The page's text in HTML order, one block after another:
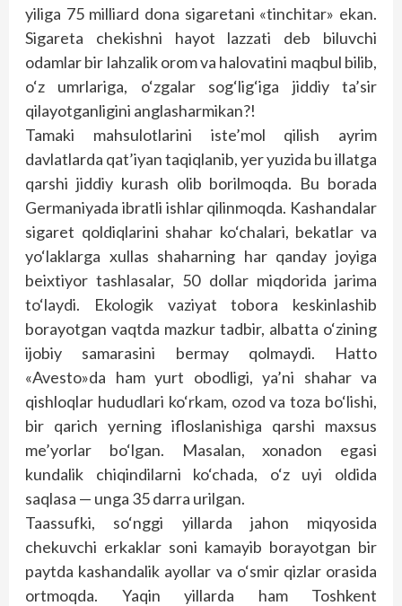
yiliga 75 milliard dona sigaretani «tinchitar» ekan.
Sigareta chekishni hayot lazzati deb biluvchi
odamlar bir lahzalik orom va halovatini maqbul bilib,
o‘z umrlariga, o‘zgalar sog‘lig‘iga jiddiy ta’sir
qilayotganligini anglasharmikan?!
Tamaki mahsulotlarini iste’mol qilish ayrim
davlatlarda qat’iyan taqiqlanib, yer yuzida bu illatga
qarshi jiddiy kurash olib borilmoqda. Bu borada
Germaniyada ibratli ishlar qilinmoqda. Kashandalar
sigaret qoldiqlarini shahar ko‘chalari, bekatlar va
yo‘laklarga xullas shaharning har qanday joyiga
beixtiyor tashlasalar, 50 dollar miqdorida jarima
to‘laydi. Ekologik vaziyat tobora keskinlashib
borayotgan vaqtda mazkur tadbir, albatta o‘zining
ijobiy samarasini bermay qolmaydi. Hatto
«Avesto»da ham yurt obodligi, ya’ni shahar va
qishloqlar hududlari ko‘rkam, ozod va toza bo‘lishi,
bir qarich yerning ifloslanishiga qarshi maxsus
me’yorlar bo‘lgan. Masalan, xonadon egasi
kundalik chiqindilarni ko‘chada, o‘z uyi oldida
saqlasa — unga 35 darra urilgan.
Taassufki, so‘nggi yillarda jahon miqyosida
chekuvchi erkaklar soni kamayib borayotgan bir
paytda kashandalik ayollar va o‘smir qizlar orasida
ortmoqda. Yaqin yillarda ham Toshkent